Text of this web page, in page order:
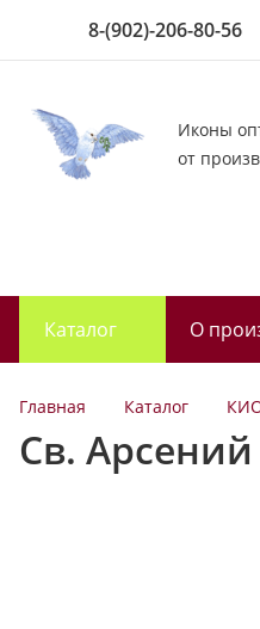
8-(902)-206-80-56
Иконы
от
Каталог О
Главная Каталог
Св.